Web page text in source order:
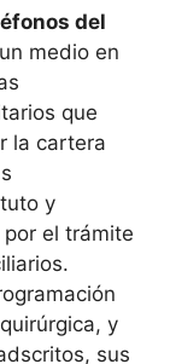
del
medio en
que
la cartera
y
el trámite
y
sus